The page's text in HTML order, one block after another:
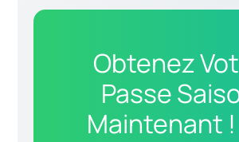
Obtenez
Passe
Maintenant !